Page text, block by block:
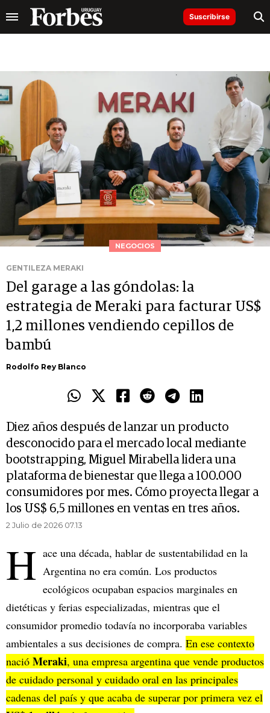
Suscribirse
NEGOCIOS
GENTILEZA MERAKI
Del garage a las góndolas: la
estrategia de Meraki para facturar US$
1,2 millones vendiendo cepillos de
bambú
Rodolfo Rey Blanco
Diez años después de lanzar un producto
desconocido para el mercado local mediante
bootstrapping, Miguel Mirabella lidera una
plataforma de bienestar que llega a 100.000
consumidores por mes. Cómo proyecta llegar a
los US$ 6,5 millones en ventas en tres años.
2 Julio de 2026 07.13
H ace una década, hablar de sustentabilidad en la
Argentina no era común. Los productos
ecológicos ocupaban espacios marginales en
dietéticas y ferias especializadas, mientras que el
consumidor promedio todavía no incorporaba variables
ambientales a sus decisiones de compra. En ese contexto
nació Meraki, una empresa argentina que vende productos
de cuidado personal y cuidado oral en las principales
cadenas del país y que acaba de superar por primera vez el